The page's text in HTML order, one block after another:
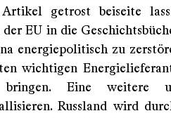
getrost beiseite
EU in die
energiepolitisch zu
wichtigen
bringen. Eine weitere
Russland wird